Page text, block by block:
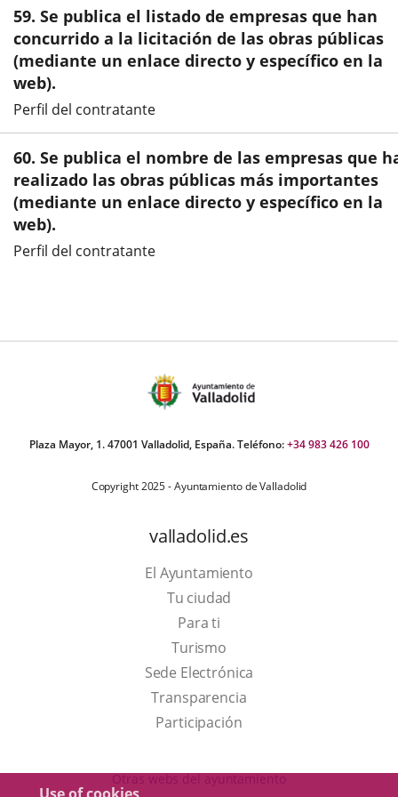
una
aplicación
externa.
una
aplicación
externa.
una
59. Se publica el listado de empresas que han
concurrido a la licitación de las obras públicas
(mediante un enlace directo y específico en la
web).
Perfil del contratante
60. Se publica el nombre de las empresas que
realizado las obras públicas más importantes
(mediante un enlace directo y específico en la
web).
Perfil del contratante
Plaza Mayor, 1. 47001 Valladolid, España. Teléfono:+34 983 426 100
Copyright 2025 - Ayuntamiento de Valladolid
valladolid.es
El Ayuntamiento
Tu ciudad
Para ti
TurismoThis
link
will
open
a
Sede Electrónica
Transparencia
Participación
Otras webs del ayuntamiento